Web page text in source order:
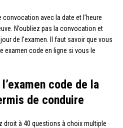
avec la date et l’heure
N’oubliez pas la convocation et
de l’examen. Il faut savoir que vous
examen code en ligne si vous le
code de la
de conduire
droit à 40 questions à choix multiple